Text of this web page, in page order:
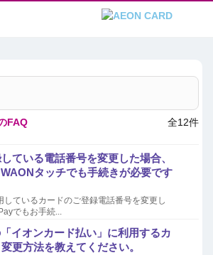
FAQ 全12件
ている電話番号を変更した場合、
タッチでも手続きが必要です
しているカードのご登録電話番号を変更し
でもお手続...
イオンカード払い」に利用するカ
更方法を教えてください。